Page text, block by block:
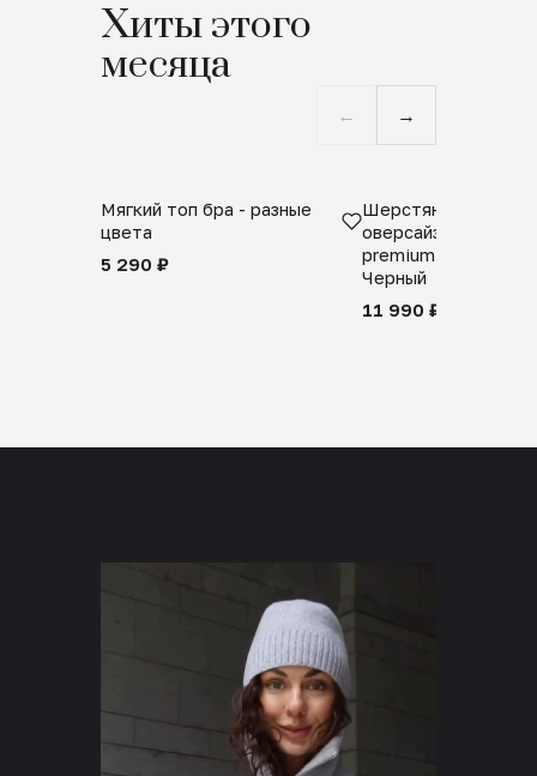
Хиты этого
месяца
← →
Мягкий топ бра - разные
цвета
5 290 ₽
Шерстяной свитер
оверсайз 100%
premium merino
Черный
11 990 ₽